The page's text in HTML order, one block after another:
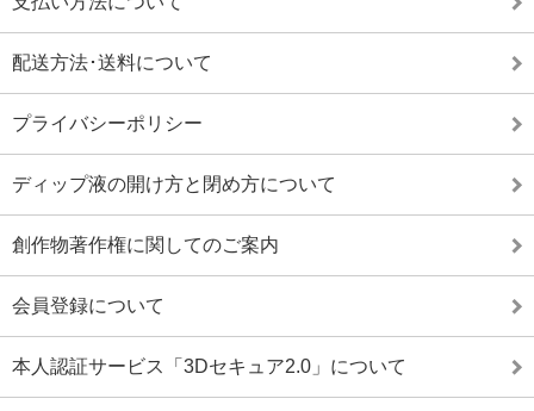
配送方法･送料について
プライバシーポリシー
ディップ液の開け方と閉め方について
創作物著作権に関してのご案内
会員登録について
本人認証サービス「3Dセキュア2.0」について